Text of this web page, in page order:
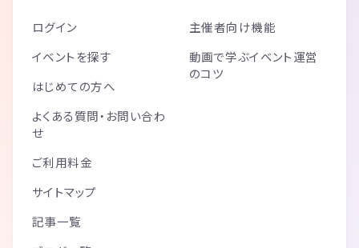
ログイン
イベントを探す
はじめての方へ
よくある質問・お問い合わ
せ
ご利用料金
サイトマップ
記事一覧
主催者向け機能
動画で学ぶイベント運営
のコツ